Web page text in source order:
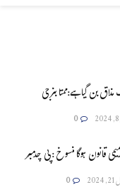
بن گیا ہے:ممتا بنرجی
0
قانون ہوگا منسوخ : پی چدمبر
0